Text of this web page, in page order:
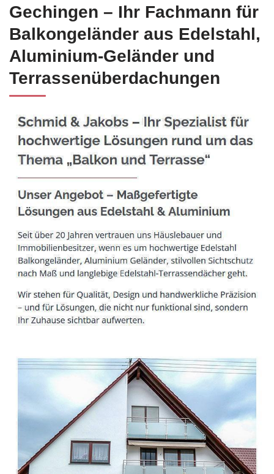
Gechingen – Ihr Fachmann für
Balkongeländer aus Edelstahl,
Aluminium-Geländer und
Terrassenüberdachungen